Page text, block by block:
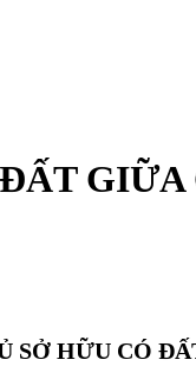
GIỮA
SỞ HỮU CÓ